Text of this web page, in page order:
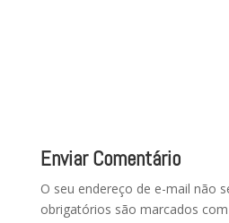
Enviar Comentário
O seu endereço de e-mail não
obrigatórios são marcados com